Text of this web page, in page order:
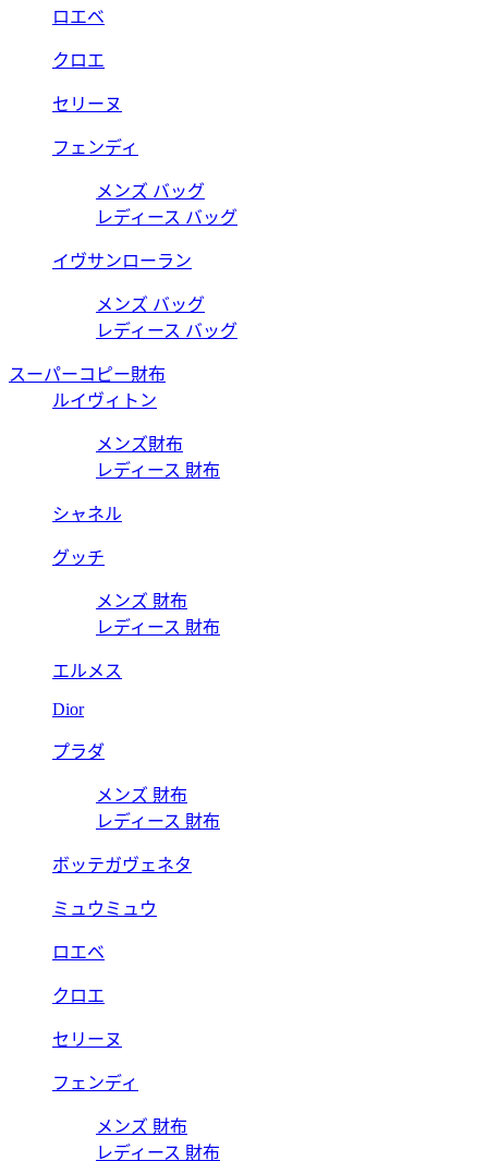
ロエベ
クロエ
セリーヌ
フェンディ
メンズ バッグ
レディース バッグ
イヴサンローラン
メンズ バッグ
レディース バッグ
スーパーコピー財布
ルイヴィトン
メンズ財布
レディース 財布
シャネル
グッチ
メンズ 財布
レディース 財布
エルメス
Dior
プラダ
メンズ 財布
レディース 財布
ボッテガヴェネタ
ミュウミュウ
ロエベ
クロエ
セリーヌ
フェンディ
メンズ 財布
レディース 財布